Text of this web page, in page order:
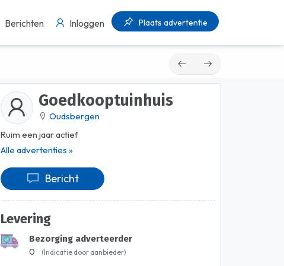
Berichten Inloggen Plaats advertentie
Goedkooptuinhuis
Oudsbergen
Ruim een jaar actief
Alle advertenties »
Bericht
Levering
Bezorging adverteerder
0 (Indicatie door aanbieder)